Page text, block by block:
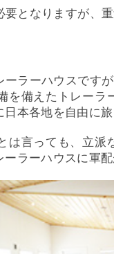
となりますが、
ラーハウスです
を備えたトレーラ
本各地を自由に
は言っても、立派
ラーハウスに軍配